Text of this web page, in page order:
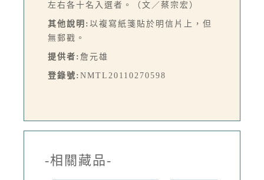
左右各十名入選者。（文／蔡宗宏）
其他說明: 以複寫紙箋貼於明信片上，但
無郵戳。
提供者: 詹元雄
登錄號: NMTL20110270598
-相關藏品-